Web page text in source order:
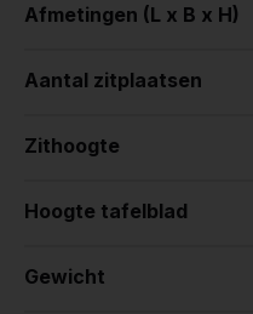
Afmetingen (L x B x H)
Aantal zitplaatsen
Zithoogte
Hoogte tafelblad
Gewicht